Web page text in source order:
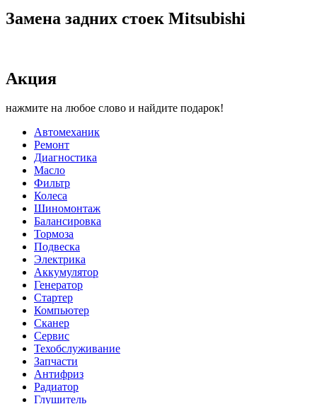
Замена задних стоек Mitsubishi
Акция
нажмите на любое слово и найдите подарок!
Автомеханик
Ремонт
Диагностика
Масло
Фильтр
Колеса
Шиномонтаж
Балансировка
Тормоза
Подвеска
Электрика
Аккумулятор
Генератор
Стартер
Компьютер
Сканер
Сервис
Техобслуживание
Запчасти
Антифриз
Радиатор
Глушитель